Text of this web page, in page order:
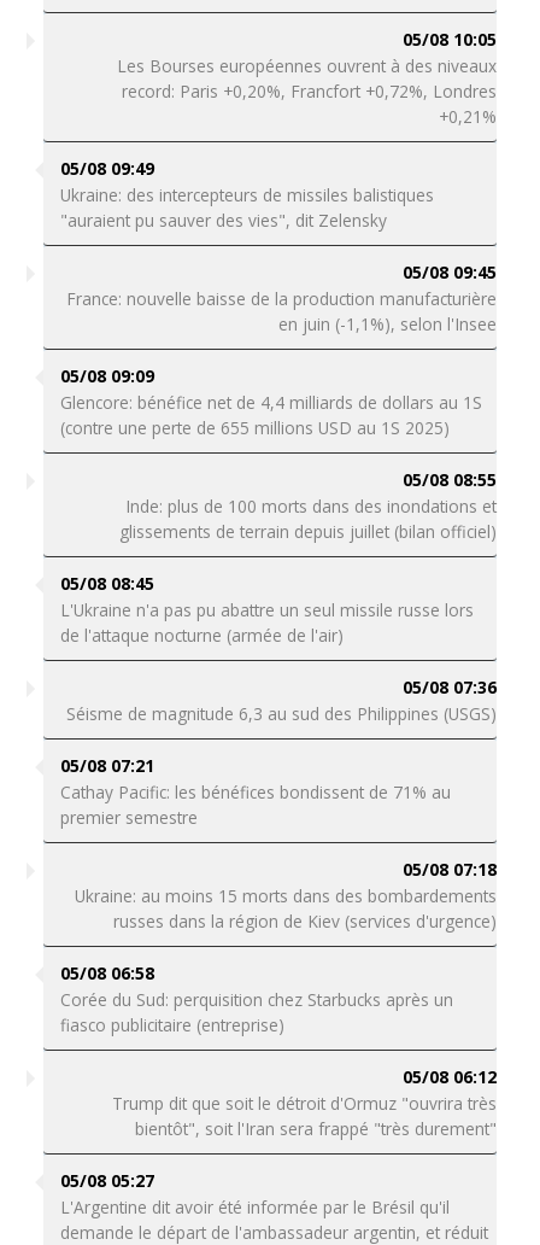
05/08 10:05
Les Bourses européennes ouvrent à des niveaux
record: Paris +0,20%, Francfort +0,72%, Londres
+0,21%
05/08 09:49
Ukraine: des intercepteurs de missiles balistiques
"auraient pu sauver des vies", dit Zelensky
05/08 09:45
France: nouvelle baisse de la production manufacturière
en juin (-1,1%), selon l'Insee
05/08 09:09
Glencore: bénéfice net de 4,4 milliards de dollars au 1S
(contre une perte de 655 millions USD au 1S 2025)
05/08 08:55
Inde: plus de 100 morts dans des inondations et
glissements de terrain depuis juillet (bilan officiel)
05/08 08:45
L'Ukraine n'a pas pu abattre un seul missile russe lors
de l'attaque nocturne (armée de l'air)
05/08 07:36
Séisme de magnitude 6,3 au sud des Philippines (USGS)
05/08 07:21
Cathay Pacific: les bénéfices bondissent de 71% au
premier semestre
05/08 07:18
Ukraine: au moins 15 morts dans des bombardements
russes dans la région de Kiev (services d'urgence)
05/08 06:58
Corée du Sud: perquisition chez Starbucks après un
fiasco publicitaire (entreprise)
05/08 06:12
Trump dit que soit le détroit d'Ormuz "ouvrira très
bientôt", soit l'Iran sera frappé "très durement"
05/08 05:27
L'Argentine dit avoir été informée par le Brésil qu'il
demande le départ de l'ambassadeur argentin, et réduit